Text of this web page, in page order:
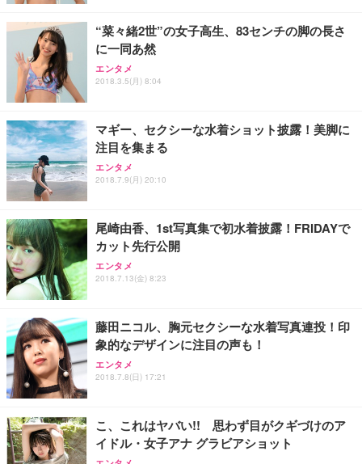
務用 おしゃれ パソコンチェア (ブラック)
Sezlife オフィスチェア デスクチェア 疲れない テレ
ワーク チェア 強化バックレスト 30度ロッキング機
能 人間工学 椅子 腰サポート 90度跳ね上げ式アーム
務用 おしゃれ パソコンチェア (ホワイト)
ANDWINT オフィスチェア デスクチェア 肘なし メ
ッシュ 通気性 ランバーサポート付き 腰サポート ガ
ス圧無段階昇降 360度回転 キャスター付き コンパク
【整備済み品】Dell E2724HS 27インチ 液晶モニタ
ー フルHD（1920×1080）VA 非光沢 HDMI/DisplayP
ort/VGA スピーカー内蔵 高さ調整 スイベル VESA対
【MiniLED/24.5inch/280Hz/FHD】GRAPHT THE S
HOOTER Gaming Monitor 24” Essential ゲーミン
グモニター QD 24.5インチ 1ms FHD 量子ドット 残
Smart Basic(スマートベーシック) 【Amazon.co.jp
限定】 Smart Basic アイリスオーヤマ ペットシーツ
超厚型 お徳用 ワイド 100枚入 (x 1) (ケース販売)
アイリスオーヤマ ペットシーツ 超厚型 お徳用 レギ
ュラー 200枚入【Amazon.co.jp限定】
“菜々緒2世”の女子高生、83センチの脚の長さ
に一同あ然
エンタメ
2018.3.5(月) 8:04
マギー、セクシーな水着ショット披露！美脚に
注目を集まる
エンタメ
2018.7.9(月) 20:10
尾崎由香、1st写真集で初水着披露！FRIDAYで
カット先行公開
エンタメ
2018.7.13(金) 8:23
藤田ニコル、胸元セクシーな水着写真連投！印
象的なデザインに注目の声も！
エンタメ
2018.7.8(日) 17:21
こ、これはヤバい!! 思わず目がクギづけのア
イドル・女子アナ グラビアショット